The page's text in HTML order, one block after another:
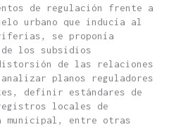
de regulación frente a
urbano que inducía al
se proponía
los subsidios
de las relaciones
planos reguladores
definir estándares de
locales de
municipal, entre otras